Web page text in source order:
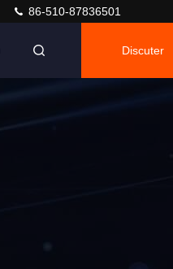
86-510-87836501
Discuter